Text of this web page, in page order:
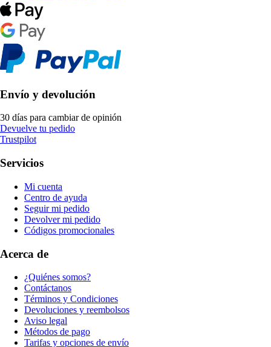
Envío y devolución
30 días para cambiar de opinión
Devuelve tu pedido
Trustpilot
Servicios
Mi cuenta
Centro de ayuda
Seguir mi pedido
Devolver mi pedido
Códigos promocionales
Acerca de
¿Quiénes somos?
Contáctanos
Términos y Condiciones
Devoluciones y reembolsos
Aviso legal
Métodos de pago
Tarifas y opciones de envío